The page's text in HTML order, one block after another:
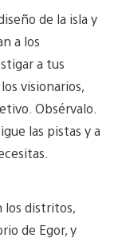
de la isla y
a los
a tus
visionarios,
Obsérvalo.
las pistas y a
los distritos,
de Egor, y